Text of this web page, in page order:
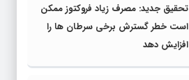
تحقیق جدید: مصرف زیاد فروکتوز ممکن
است خطر گسترش برخی سرطان ها را
افزایش دهد